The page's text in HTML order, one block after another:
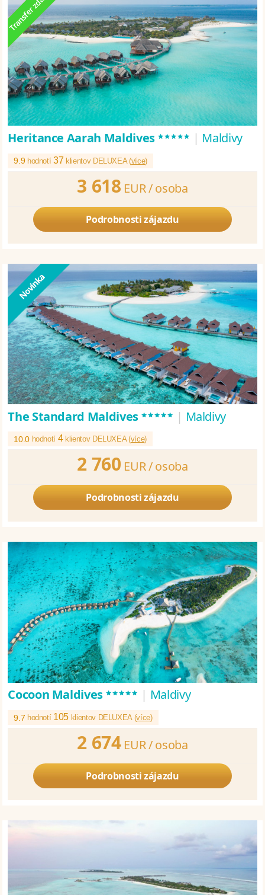
Heritance Aarah Maldives***** | Maldivy
9.9 hodnotí37 klientov DELUXEA (více)
3 618 EUR /osoba
Podrobnosti zájazdu
The Standard Maldives***** | Maldivy
10.0 hodnotí 4klientov DELUXEA (více)
2 760 EUR /osoba
Podrobnosti zájazdu
Cocoon Maldives***** | Maldivy
9.7 hodnotí 105 klientov DELUXEA (více)
2 674 EUR /osoba
Podrobnosti zájazdu